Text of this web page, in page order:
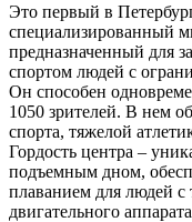
Это первый в
специализированный
предназначенный для
спортом людей с
Он способен
1050 зрителей. В нем
спорта, тяжелой
Гордость центра –
подъемным дном,
плаванием для людей
двигательного